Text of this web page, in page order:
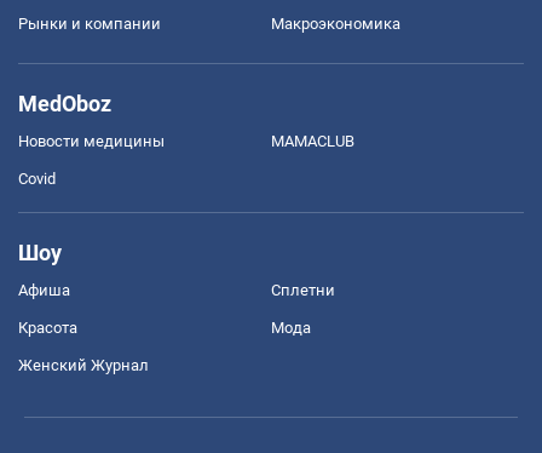
Рынки и компании Mакроэкономика
MedOboz
Новости медицины MAMACLUB
Covid
Шоу
Афиша Сплетни
Красота Мода
Женский Журнал